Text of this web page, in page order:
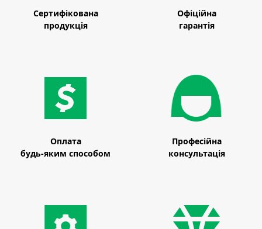
Сертифікована
продукція
Офіційна
гарантія
Оплата
будь-яким способом
Професійна
консультація